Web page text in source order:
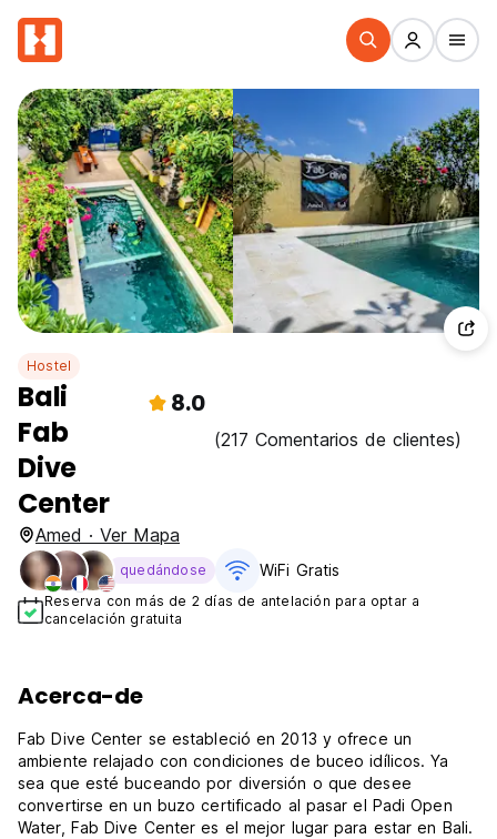
Hostel
Bali
Fab
Dive
Center
8.0
(217 Comentarios de clientes)
Amed · Ver Mapa
quedándose WiFi Gratis
Reserva con más de 2 días de antelación para optar a
cancelación gratuita
Acerca-de
Fab Dive Center se estableció en 2013 y ofrece un
ambiente relajado con condiciones de buceo idílicos. Ya
sea que esté buceando por diversión o que desee
convertirse en un buzo certificado al pasar el Padi Open
Water, Fab Dive Center es el mejor lugar para estar en Bali.